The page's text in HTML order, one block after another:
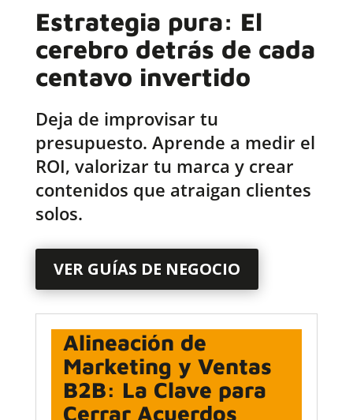
Estrategia pura: El
cerebro detrás de cada
centavo invertido
Deja de improvisar tu
presupuesto. Aprende a medir el
ROI, valorizar tu marca y crear
contenidos que atraigan clientes
solos.
VER GUÍAS DE NEGOCIO
Alineación de
Marketing y Ventas
B2B: La Clave para
Cerrar Acuerdos